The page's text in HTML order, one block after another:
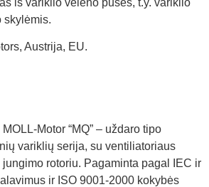
iš variklio veleno pusės, t.y. variklio
skylėmis.
Austrija, EU.
Motor “MQ” – uždaro tipo
variklių serija, su ventiliatoriaus
rotoriu. Pagaminta pagal IEC ir
ir ISO 9001-2000 kokybės